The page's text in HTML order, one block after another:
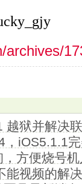
archives/
狱并解决
iOS5.1.1
方便烧号
能视频的解